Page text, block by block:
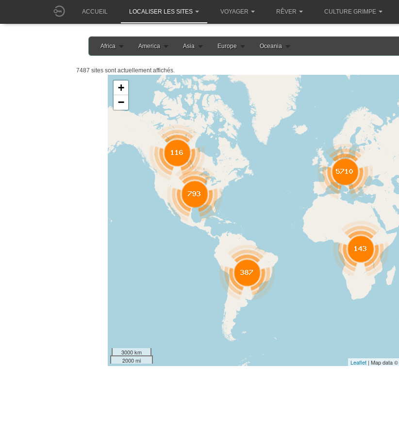
ACCUEIL LOCALISER LES SITES VOYAGER RÊVER CULTURE GRIMPE
Africa America Asia Europe Oceania
7487 sites sont actuellement affichés.
+
−
3000 km
2000 mi
Leaflet | Map data ©